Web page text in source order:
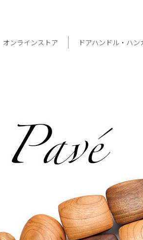
オンラインストア ドアハンドル・ハン